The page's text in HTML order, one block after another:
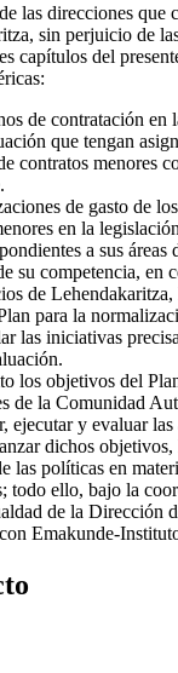
las direcciones que
sin perjuicio de
capítulos del
de contratación en
que tengan
contratos menores
de gasto de
en la
a sus áreas
su competencia, en
de
para la
las iniciativas
los objetivos del
de la Comunidad
ejecutar y evaluar las
dichos
las políticas en
todo ello, bajo la
de la Dirección
Emakunde-